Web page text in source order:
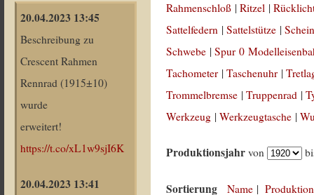
20.04.2023 13:45
Beschreibung zu
Crescent Rahmen
Rennrad (1915±10)
wurde
erweitert!
https://t.co/xL1w9sjI6K
20.04.2023 13:41
Rahmenschloß |Ritzel |
Sattelfedern |Sattelstütze |
Schwebe |Spur 0
Tachometer |Taschenuhr |
Trommelbremse |Truppenrad |
Werkzeug |Werkzeugtasche |
Produktionsjahr von
Sortierung Name |